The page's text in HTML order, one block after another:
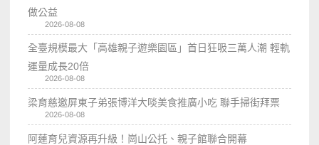
做公益
2026-08-08
全臺規模最大「高雄親子遊樂園區」首日狂吸三萬人潮 輕軌
運量成長20倍
2026-08-08
梁育慈邀屏東子弟張博洋大啖美食推廣小吃 聯手掃街拜票
2026-08-08
阿蓮育兒資源再升級！崗山公托、親子館聯合開幕